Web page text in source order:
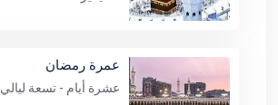
عمرة رمضان
عشرة أيام - تسعة ليالي